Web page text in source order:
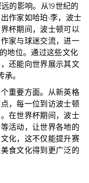
的影响。从19世纪的
作家如哈珀·李，波士
杯期间，波士顿可以
家与球迷交流，进一
地位。通过这些文化
还能向世界展示其文
。
重要方面。从新英格
，每一位到访波士顿
在世界杯期间，波士
活动，让世界各地的
化，这不仅能提升赛
食文化得到更广泛的